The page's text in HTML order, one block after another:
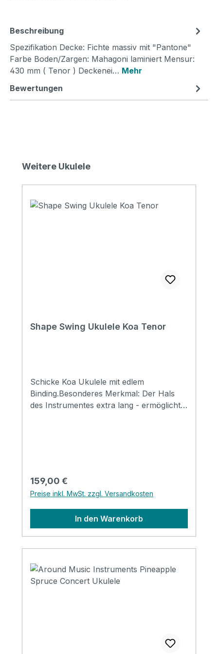
Beschreibung
Spezifikation Decke: Fichte massiv mit "Pantone"
Farbe Boden/Zargen: Mahagoni laminiert Mensur:
430 mm ( Tenor ) Deckenei… Mehr
Bewertungen
Produktgalerie überspringen
Weitere Ukulele
Shape Swing Ukulele Koa Tenor
Schicke Koa Ukulele mit edlem
Binding.Besonderes Merkmal: Der Hals
des Instrumentes extra lang - ermöglicht
Nut&saddle: Ox bone Finish: Matt Strings:
Aquila
Regulärer Preis:
159,00 €
Preise inkl. MwSt. zzgl. Versandkosten
In den Warenkorb